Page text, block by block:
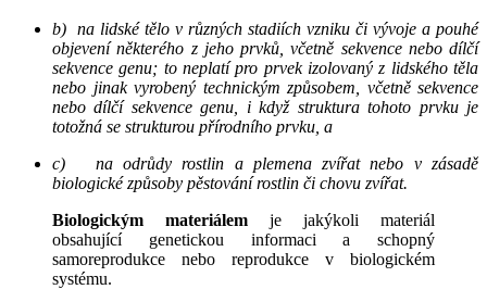
b) na lidské tělo v různých stadiích vzniku či vývoje a pouhé
objevení některého z jeho prvků, včetně sekvence nebo dílčí
sekvence genu; to neplatí pro prvek izolovaný z lidského těla
nebo jinak vyrobený technickým způsobem, včetně sekvence
nebo dílčí sekvence genu, i když struktura tohoto prvku je
totožná se strukturou přírodního prvku, a
c) na odrůdy rostlin a plemena zvířat nebo v zásadě
biologické způsoby pěstování rostlin či chovu zvířat.
Biologickým materiálem je jakýkoli materiál
obsahující genetickou informaci a schopný
samoreprodukce nebo reprodukce v biologickém
systému.